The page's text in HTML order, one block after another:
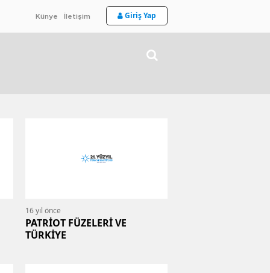
Künye İletişim Giriş Yap
16 yıl önce
PATRİOT FÜZELERİ VE
TÜRKİYE